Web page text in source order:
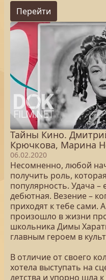
Перейти
Тайны Кино.
Крючкова, Марина
06.02.2020
Несомненно, любой
получить роль,
популярность. Удача –
дебютная. Везение –
приходят к тебе сами.
произошло в жизни
школьника Димы
главным героем в
В отличие от своего
хотела выступать на
детства и упорно шла